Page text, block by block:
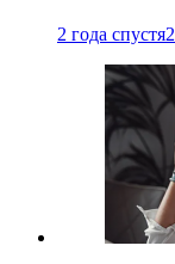
2 года спустя